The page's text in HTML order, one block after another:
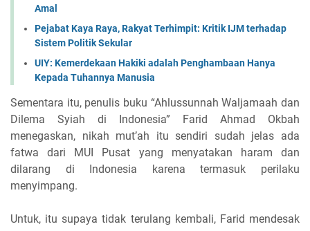
Amal
Pejabat Kaya Raya, Rakyat Terhimpit: Kritik IJM terhadap
Sistem Politik Sekular
UIY: Kemerdekaan Hakiki adalah Penghambaan Hanya
Kepada Tuhannya Manusia
Sementara itu, penulis buku “Ahlussunnah Waljamaah dan
Dilema Syiah di Indonesia” Farid Ahmad Okbah
menegaskan, nikah mut’ah itu sendiri sudah jelas ada
fatwa dari MUI Pusat yang menyatakan haram dan
dilarang di Indonesia karena termasuk perilaku
menyimpang.
Untuk, itu supaya tidak terulang kembali, Farid mendesak